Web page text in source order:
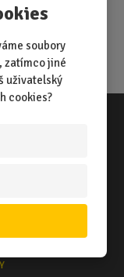
soubory
zatímco jiné
uživatelský
cookies?